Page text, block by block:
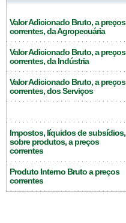
Valor Adicionado Bruto, a preços
correntes, da Agropecuária
Valor Adicionado Bruto, a preços
correntes, da Indústria
Valor Adicionado Bruto, a preços
correntes, dos Serviços
Impostos, líquidos de subsídios,
sobre produtos, a preços
correntes
Produto Interno Bruto a preços
correntes